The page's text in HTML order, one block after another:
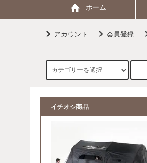
ホーム
アカウント 会員登録
イチオシ商品